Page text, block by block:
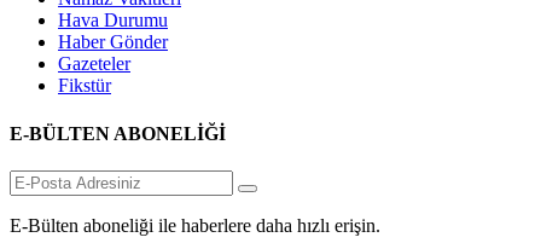
Hava Durumu
Haber Gönder
Gazeteler
Fikstür
E-BÜLTEN ABONELİĞİ
E-Bülten aboneliği ile haberlere daha hızlı erişin.